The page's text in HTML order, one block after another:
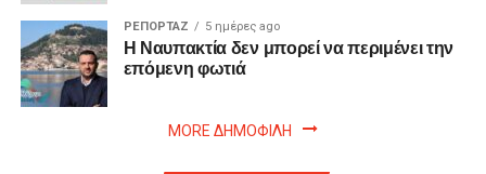
ΡΕΠΟΡΤΑΖ 5 ημέρες ago
Η Ναυπακτία δεν μπορεί να περιμένει την
επόμενη φωτιά
MORE ΔΗΜΟΦΙΛΗ